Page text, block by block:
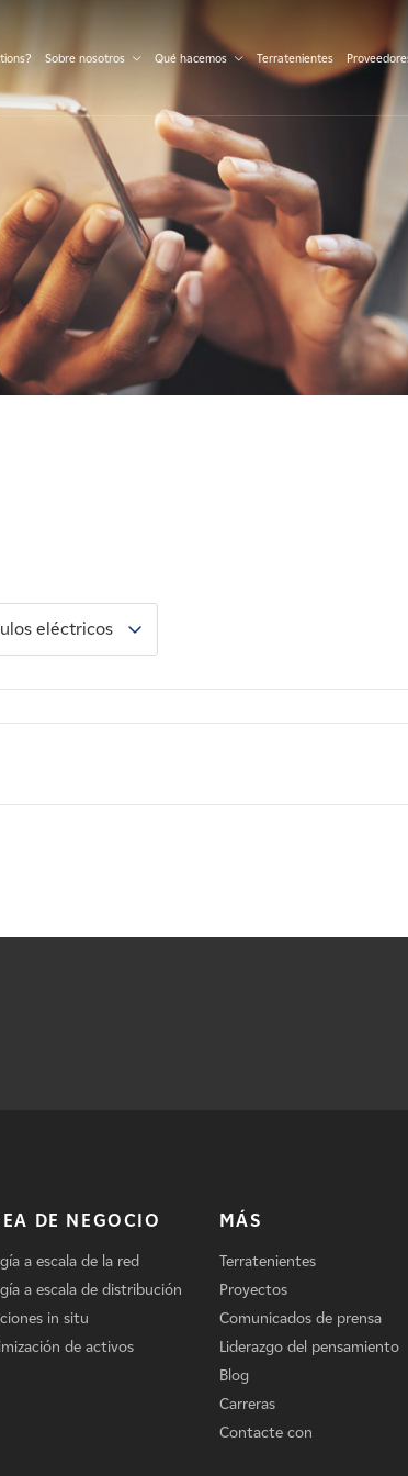
Sobre nosotros Qué hacemos Terratenientes
eléctricos
DE NEGOCIO
a escala de la red
a escala de distribución
in situ
de activos
MÁS
Terratenientes
Proyectos
Comunicados de prensa
Liderazgo del pensamiento
Blog
Carreras
Contacte con